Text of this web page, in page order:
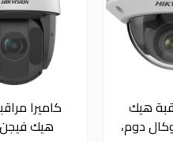
هيك
دوم،